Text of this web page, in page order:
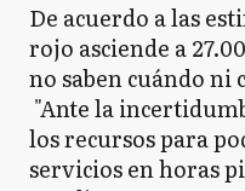
De acuerdo a las
rojo asciende a
no saben cuándo ni
"Ante la
los recursos para
servicios en horas